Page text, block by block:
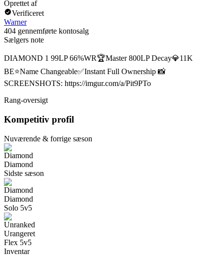
Oprettet af
Verificeret
Warner
404 gennemførte kontosalg
Sælgers note
DIAMOND 1 99LP 66%WR🏆Master 800LP Decay💎11K
BE⭐Name Changeable✅Instant Full Ownership 📸
SCREENSHOTS: https://imgur.com/a/Pit9PTo
Rang-oversigt
Kompetitiv profil
Nuværende & forrige sæson
Diamond
Sidste sæson
Diamond
Solo 5v5
Urangeret
Flex 5v5
Inventar